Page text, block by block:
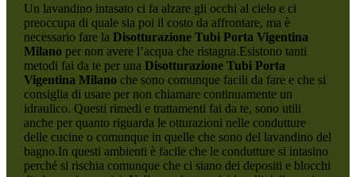
Un lavandino intasato ci fa alzare gli occhi al cielo e ci
preoccupa di quale sia poi il costo da affrontare, ma è
necessario fare la Disotturazione Tubi Porta Vigentina
Milanoper non avere l’acqua che ristagna.Esistono tanti
metodi fai da te per una Disotturazione Tubi Porta
Vigentina Milanoche sono comunque facili da fare e che si
consiglia di usare per non chiamare continuamente un
idraulico. Questi rimedi e trattamenti fai da te, sono utili
anche per quanto riguarda le otturazioni nelle condutture
delle cucine o comunque in quelle che sono del lavandino del
bagno.In questi ambienti è facile che le condutture si intasino
perché si rischia comunque che ci siano dei depositi e blocchi